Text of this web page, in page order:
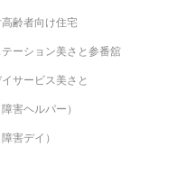
齢者向け住宅
テーション美さと参番舘
イサービス美さと
害ヘルパー）
障害デイ）